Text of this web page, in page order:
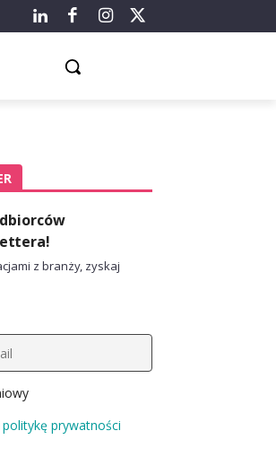
z branży, zyskaj
politykę prywatności